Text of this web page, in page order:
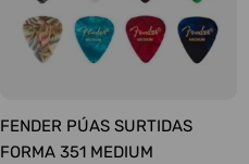
FENDER PÚAS SURTIDAS
FORMA 351 MEDIUM